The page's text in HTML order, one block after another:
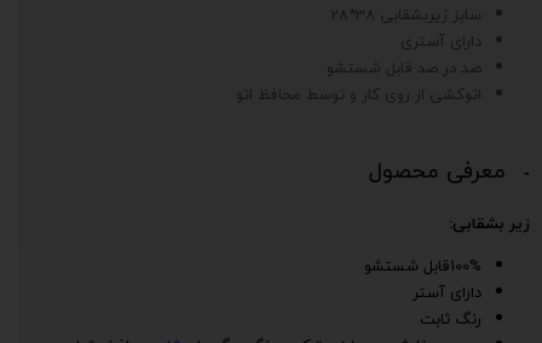
سایز زیربشقابی 38*28
دارای آستری
صد در صد قابل شستشو
اتوکشی از روی کار و توسط محافظ اتو
معرفی محصول
زیر بشقابی:
100%قابل شستشو
دارای آستر
رنگ ثابت